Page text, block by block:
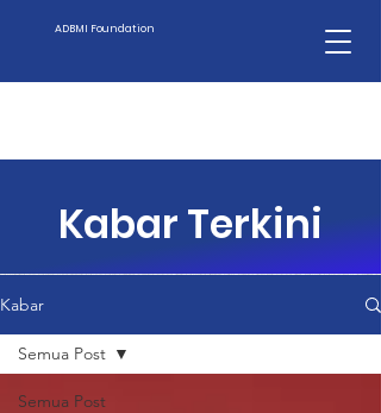
ADBMI Foundation
Kabar Terkini
Kabar
Semua Post
Semua Post